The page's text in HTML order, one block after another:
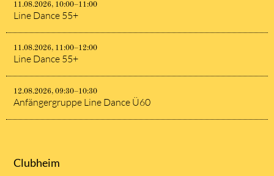
11.08.2026, 10:00–11:00
Line Dance 55+
11.08.2026, 11:00–12:00
Line Dance 55+
12.08.2026, 09:30–10:30
Anfängergruppe Line Dance Ü60
Clubheim